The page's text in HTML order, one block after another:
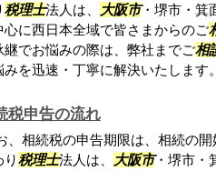
税理士法人は、 大阪市・堺市・箕
心に西日本全域で皆さまからのご
継でお悩みの際は、弊社までご相
みを迅速・丁寧に解決いたします。
税申告の流れ
、相続税の申告期限は、相続の
り税理士法人は、 大阪市・堺市・